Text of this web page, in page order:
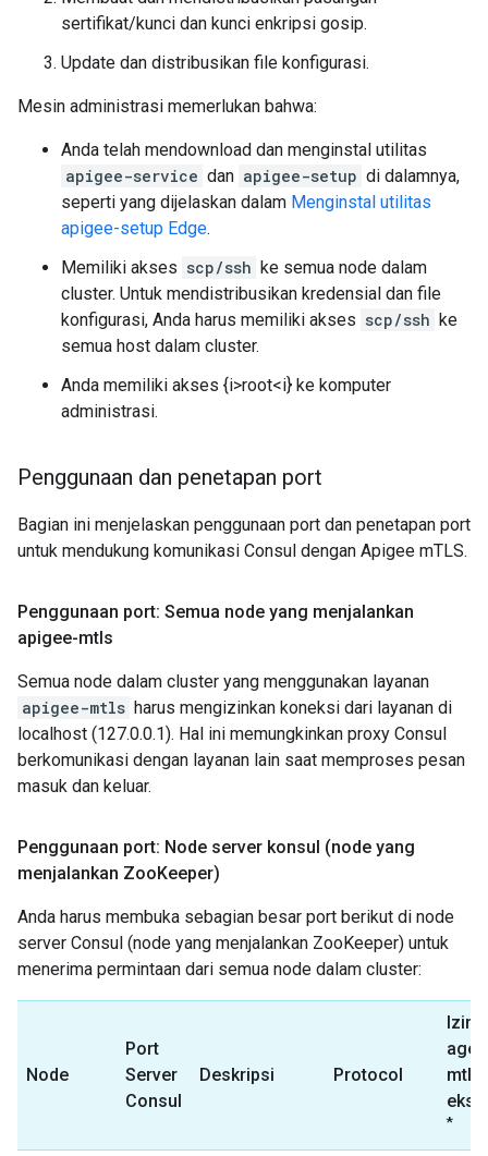
sertifikat/kunci dan kunci enkripsi gosip.
Update dan distribusikan file konfigurasi.
Mesin administrasi memerlukan bahwa:
Anda telah mendownload dan menginstal utilitas
apigee-service dan apigee-setup di dalamnya,
seperti yang dijelaskan dalam Menginstal utilitas
apigee-setup Edge.
Memiliki akses scp/ssh ke semua node dalam
cluster. Untuk mendistribusikan kredensial dan file
konfigurasi, Anda harus memiliki akses scp/ssh ke
semua host dalam cluster.
Anda memiliki akses {i>root<i} ke komputer
administrasi.
Penggunaan dan penetapan port
Bagian ini menjelaskan penggunaan port dan penetapan port
untuk mendukung komunikasi Consul dengan Apigee mTLS.
Penggunaan port: Semua node yang menjalankan
apigee-mtls
Semua node dalam cluster yang menggunakan layanan
apigee-mtls harus mengizinkan koneksi dari layanan di
localhost (127.0.0.1). Hal ini memungkinkan proxy Consul
berkomunikasi dengan layanan lain saat memproses pesan
masuk dan keluar.
Penggunaan port: Node server konsul (node yang
menjalankan ZooKeeper)
Anda harus membuka sebagian besar port berikut di node
server Consul (node yang menjalankan ZooKeeper) untuk
menerima permintaan dari semua node dalam cluster:
Node
Port
Server
Consul
Deskripsi Protocol
agen
mtls-
*